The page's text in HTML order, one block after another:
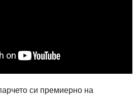
си премиерно на